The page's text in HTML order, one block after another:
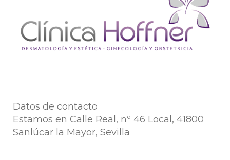
Datos de contacto
Estamos en Calle Real, nº 46 Local, 41800
Sanlúcar la Mayor, Sevilla